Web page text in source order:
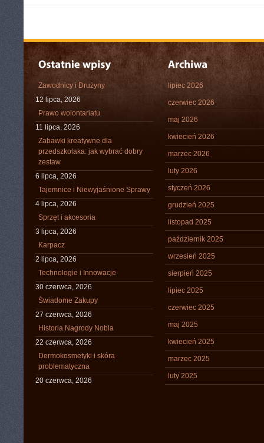
Zawodnicy i Drużyny
12 lipca, 2026
Prawo wolontariatu
11 lipca, 2026
Zabawki kreatywne dla
przedszkolaka: jak wybrać dobry
zestaw
6 lipca, 2026
Tajemnice i Niewyjaśnione Sprawy
4 lipca, 2026
Sprzęt i akcesoria
3 lipca, 2026
Karpacz
2 lipca, 2026
Technologie i Innowacje
30 czerwca, 2026
Świadome Zakupy
27 czerwca, 2026
Historia Nagrody Nobla
22 czerwca, 2026
Dermokosmetyki i skóra
problematyczna
20 czerwca, 2026
lipiec 2026
czerwiec 2026
maj 2026
kwiecień 2026
marzec 2026
luty 2026
styczeń 2026
grudzień 2025
listopad 2025
październik 2025
wrzesień 2025
sierpień 2025
lipiec 2025
czerwiec 2025
maj 2025
kwiecień 2025
marzec 2025
luty 2025